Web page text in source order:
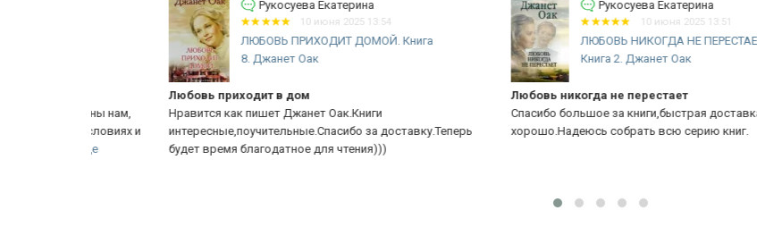
Рукосуева Екатерина
10 июня 2025 13:54
ЛЮБОВЬ ПРИХОДИТ ДОМОЙ. Книга
8. Джанет Оак
Любовь приходит в дом
Нравится как пишет Джанет Оак.Книги
интересные,поучительные.Спасибо за доставку.Теперь
будет время благодатное для чтения)))
Рукосуева Екатерина
10 июня 2025 13:51
ЛЮБОВЬ НИКОГДА НЕ ПЕРЕСТАЕТ.
Книга 2. Джанет Оак
Любовь никогда не перестает
Спасибо большое за книги,быстрая доставка,упаковано
хорошо.Надеюсь собрать всю серию книг.